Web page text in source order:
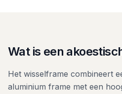
Wat is een
Het wisselframe combineert
aluminium frame met een